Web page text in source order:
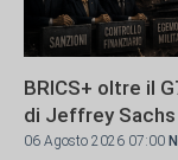
BRICS+ oltre il
di Jeffrey Sachs
06 Agosto 2026 07:00